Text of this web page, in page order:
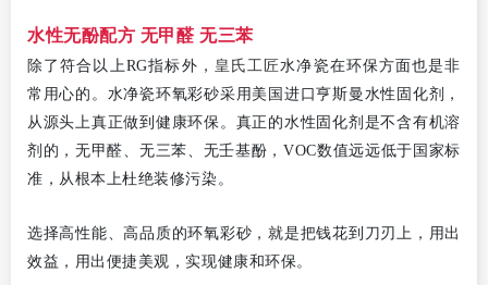
水性无酚配方 无甲醛 无三苯
除了符合以上RG指标外， 皇氏工匠水净瓷在环保方面也是非
常用心的。水净瓷环氧彩砂采用美国进口亨斯曼水性固化剂，
从源头上真正做到健康环保。真正的水性固化剂是不含有机溶
剂的，无甲醛、无三苯、无壬基酚，VOC数值远远低于国家标
准，从根本上杜绝装修污染。
选择高性能、高品质的环氧彩砂，就是把钱花到刀刃上，用出
效益，用出便捷美观，实现健康和环保。